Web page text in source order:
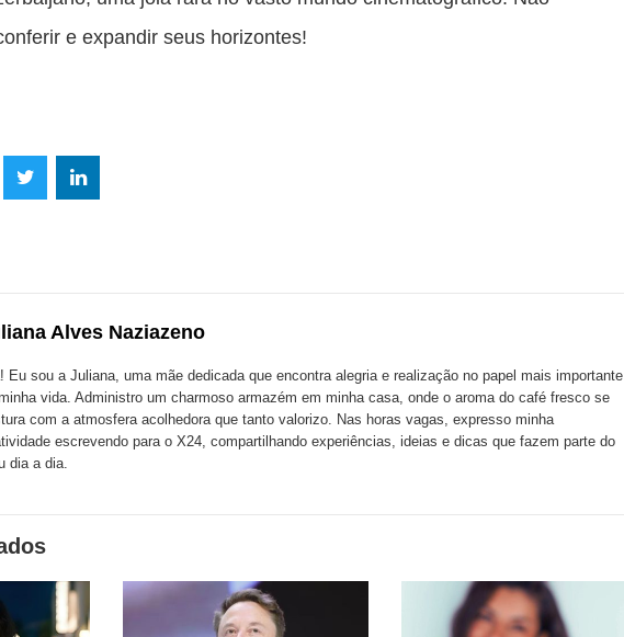
e expandir seus horizontes!
Alves Naziazeno
Eu sou a Juliana, uma mãe dedicada que encontra alegria e realização no papel mais importante
vida. Administro um charmoso armazém em minha casa, onde o aroma do café fresco se
com a atmosfera acolhedora que tanto valorizo. Nas horas vagas, expresso minha
escrevendo para o X24, compartilhando experiências, ideias e dicas que fazem parte do
dia a dia.